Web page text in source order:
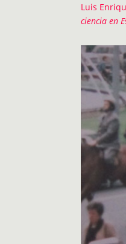
Luis
ciencia en